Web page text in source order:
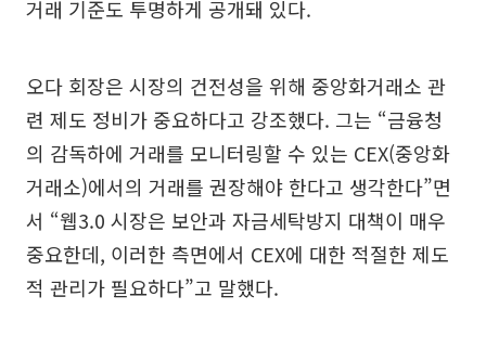
거래 기준도 투명하게 공개돼 있다.
오다 회장은 시장의 건전성을 위해 중앙화거래소 관
련 제도 정비가 중요하다고 강조했다. 그는 “금융청
의 감독하에 거래를 모니터링할 수 있는 CEX(중앙화
거래소)에서의 거래를 권장해야 한다고 생각한다”면
서 “웹3.0 시장은 보안과 자금세탁방지 대책이 매우
중요한데, 이러한 측면에서 CEX에 대한 적절한 제도
적 관리가 필요하다”고 말했다.